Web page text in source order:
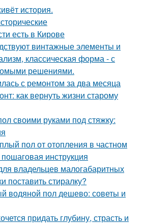
история.
есть в Кирове
винтажные элементы и
классическая форма - с
решениями.
с ремонтом за два месяца
как вернуть жизни старому
своими руками под стяжку:
пол от отопления в частном
инструкция
владельцев малогабаритных
поставить стиралку?
водяной пол дешево: советы и
придать глубину, страсть и